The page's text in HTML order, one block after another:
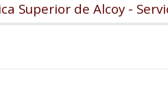
Superior de Alcoy -